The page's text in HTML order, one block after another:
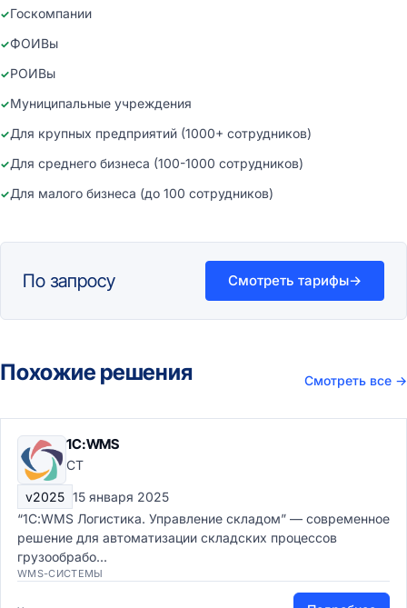
Госкомпании
ФОИВы
РОИВы
Муниципальные учреждения
Для крупных предприятий (1000+ сотрудников)
Для среднего бизнеса (100-1000 сотрудников)
Для малого бизнеса (до 100 сотрудников)
По запросу Смотреть тарифы→
Похожие решения Смотреть все →
1С:WMS
СТ
v2025 15 января 2025
“1С:WMS Логистика. Управление складом” — современное
решение для автоматизации складских процессов
грузообрабо...
WMS-СИСТЕМЫ